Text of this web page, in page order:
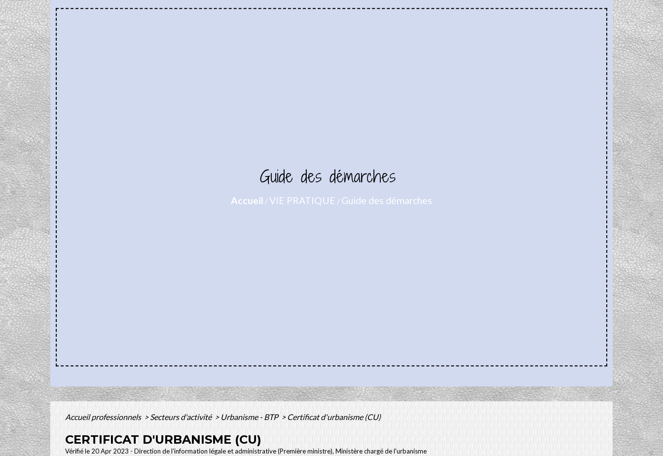
Guide des démarches
Accueil /VIE PRATIQUE / Guide des démarches
Accueil professionnels> Secteurs d'activité> Urbanisme - BTP > Certificat d'urbanisme (CU)
CERTIFICAT D'URBANISME (CU)
Vérifié le 20 Apr 2023 - Direction de l'information légale et administrative (Première ministre), Ministère chargé de l'urbanisme